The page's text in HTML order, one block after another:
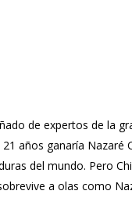
de expertos de la
años ganaría Nazaré
del mundo. Pero
a olas como